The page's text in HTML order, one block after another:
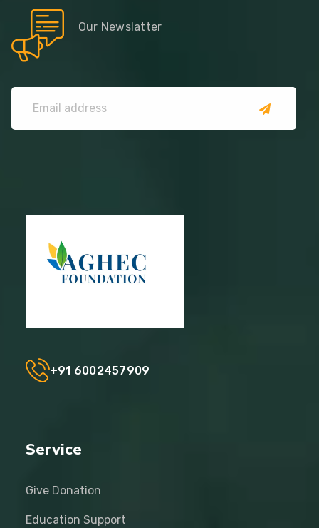
Our Newslatter
+91 6002457909
Service
Give Donation
Education Support